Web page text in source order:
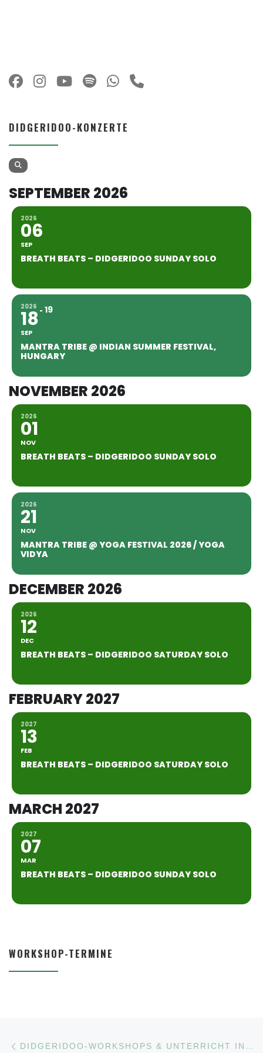
DIDGERIDOO-KONZERTE
SEPTEMBER 2026
2026
06
SEP
BREATH BEATS – DIDGERIDOO SUNDAY SOLO
2026
18
SEP
19
MANTRA TRIBE @ INDIAN SUMMER FESTIVAL,
HUNGARY
NOVEMBER 2026
2026
01
NOV
BREATH BEATS – DIDGERIDOO SUNDAY SOLO
2026
21
NOV
MANTRA TRIBE @ YOGA FESTIVAL 2026 / YOGA
VIDYA
DECEMBER 2026
2026
12
DEC
BREATH BEATS – DIDGERIDOO SATURDAY SOLO
FEBRUARY 2027
2027
13
FEB
BREATH BEATS – DIDGERIDOO SATURDAY SOLO
MARCH 2027
2027
07
MAR
BREATH BEATS – DIDGERIDOO SUNDAY SOLO
WORKSHOP-TERMINE
Beitragsnavigation DIDGERIDOO-WORKSHOPS & UNTERRICHT IN BERLIN – JETZT PLATZ SICHERN!